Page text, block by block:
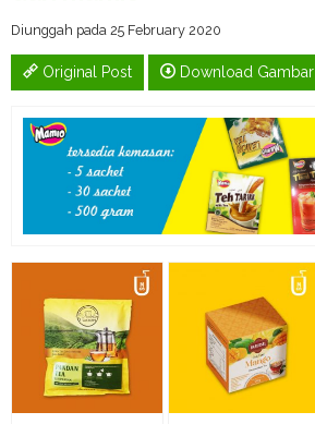
Diunggah pada 25 February 2020
Original Post Download Gambar